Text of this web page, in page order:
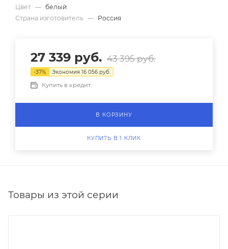
Цвет — белый
Страна изготовитель — Россия
27 339 руб. 43 395руб.
-37% Экономия 16 056 руб.
Купить в кредит
В КОРЗИНУ
КУПИТЬ В 1 КЛИК
Товары из этой серии